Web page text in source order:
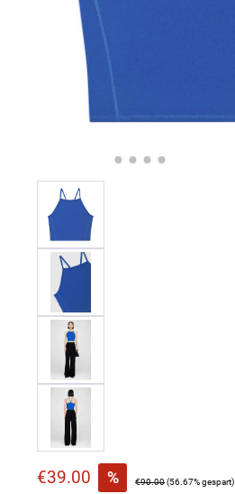
Verkaufspreis:
€39.00 % Regulärer Preis:
€90.00(56.67% gespart)